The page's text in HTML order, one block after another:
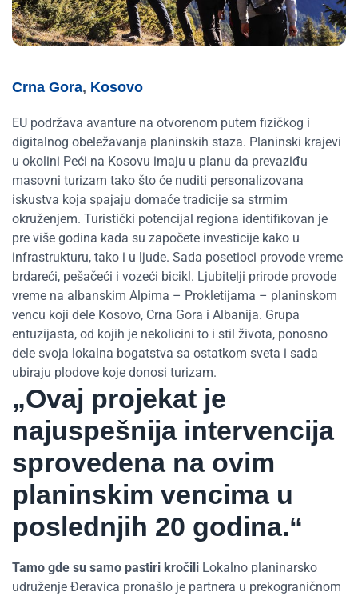
Crna Gora, Kosovo
EU podržava avanture na otvorenom putem fizičkog i
digitalnog obeležavanja planinskih staza. Planinski krajevi
u okolini Peći na Kosovu imaju u planu da prevaziđu
masovni turizam tako što će nuditi personalizovana
iskustva koja spajaju domaće tradicije sa strmim
okruženjem. Turistički potencijal regiona identifikovan je
pre više godina kada su započete investicije kako u
infrastrukturu, tako i u ljude. Sada posetioci provode vreme
brdareći, pešačeći i vozeći bicikl. Ljubitelji prirode provode
vreme na albanskim Alpima – Prokletijama – planinskom
vencu koji dele Kosovo, Crna Gora i Albanija. Grupa
entuzijasta, od kojih je nekolicini to i stil života, ponosno
dele svoja lokalna bogatstva sa ostatkom sveta i sada
ubiraju plodove koje donosi turizam.
„Ovaj projekat je
najuspešnija intervencija
sprovedena na ovim
planinskim vencima u
poslednjih 20 godina.“
Tamo gde su samo pastiri kročili Lokalno planinarsko
udruženje Đeravica pronašlo je partnera u prekograničnom